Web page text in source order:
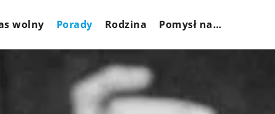
wolny Porady Rodzina Pomysł na…